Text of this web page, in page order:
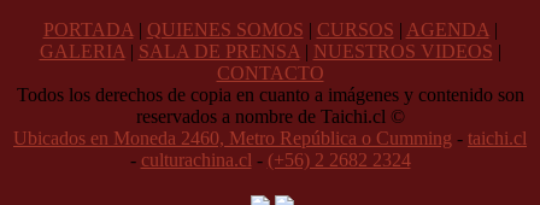
PORTADA | QUIENES SOMOS | CURSOS | AGENDA |
GALERIA | SALA DE PRENSA | NUESTROS VIDEOS |
CONTACTO
Todos los derechos de copia en cuanto a imágenes y contenido son
reservados a nombre de Taichi.cl ©
Ubicados en Moneda 2460, Metro República o Cumming - taichi.cl
- culturachina.cl - (+56) 2 2682 2324